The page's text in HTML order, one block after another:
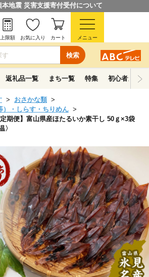
本地震 災害支援寄付受付について
検索
上限額 お気に入り カート メニュー
返礼品一覧 まち一覧 特集 初心者ガイド
おさかな類
）・しらす・ちりめん
期便】富山県産ほたるいか素干し 50ｇ×3袋
〉